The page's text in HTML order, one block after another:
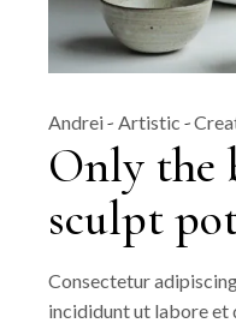
Andrei Artistic
Only the
sculpt
Consectetur
incididunt ut labore et